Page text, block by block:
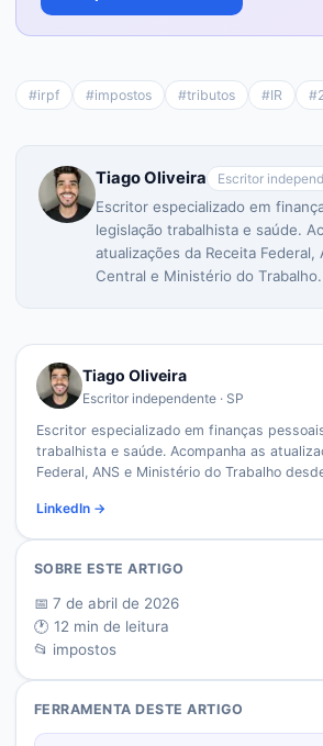
#irpf #impostos #tributos #IR #
Tiago Oliveira Escritor
Escritor especializado em
legislação trabalhista e saúde.
atualizações da Receita Federal,
Central e Ministério do Trabalho.
Tiago Oliveira
Escritor independente · SP
Escritor especializado em finanças
trabalhista e saúde. Acompanha as
Federal, ANS e Ministério do Trabalho
LinkedIn →
SOBRE ESTE ARTIGO
📅 7 de abril de 2026
🕐 12 min de leitura
📂 impostos
FERRAMENTA DESTE ARTIGO